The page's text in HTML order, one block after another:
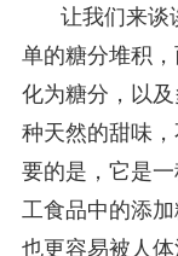
让我们来谈
单的糖分堆积
化为糖分，以
种天然的甜味
要的是，它是
工食品中的添
也更容易被人体